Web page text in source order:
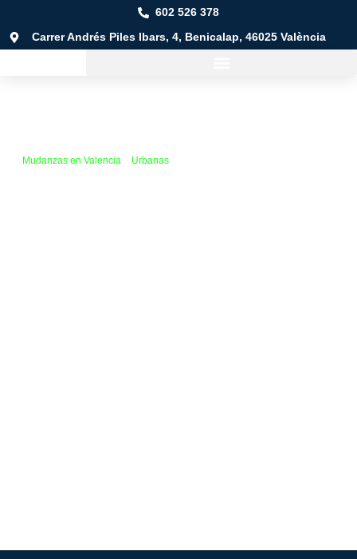
602 526 378
Carrer Andrés Piles Ibars, 4, Benicalap, 46025 València
Mudanzas en Valencia Urbanas